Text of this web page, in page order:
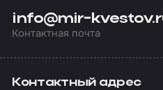
info@mir-
Контактная почта
Контактный адрес